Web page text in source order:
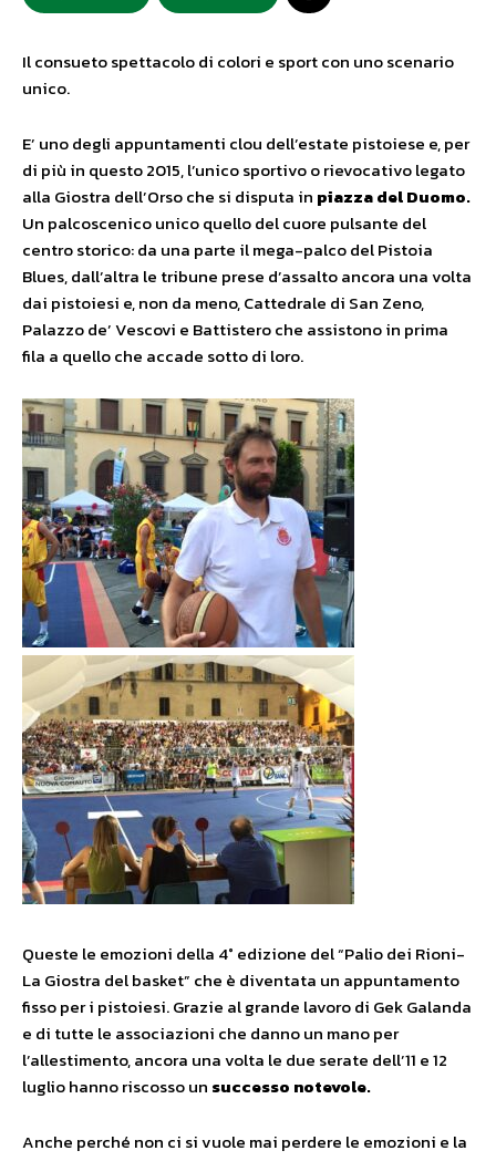
Il consueto spettacolo di colori e sport con uno scenario
unico.
E’ uno degli appuntamenti clou dell’estate pistoiese e, per
di più in questo 2015, l’unico sportivo o rievocativo legato
alla Giostra dell’Orso che si disputa in piazza del Duomo.
Un palcoscenico unico quello del cuore pulsante del
centro storico: da una parte il mega-palco del Pistoia
Blues, dall’altra le tribune prese d’assalto ancora una volta
dai pistoiesi e, non da meno, Cattedrale di San Zeno,
Palazzo de’ Vescovi e Battistero che assistono in prima
fila a quello che accade sotto di loro.
Queste le emozioni della 4° edizione del “Palio dei Rioni-
La Giostra del basket” che è diventata un appuntamento
fisso per i pistoiesi. Grazie al grande lavoro di Gek Galanda
e di tutte le associazioni che danno un mano per
l’allestimento, ancora una volta le due serate dell’11 e 12
luglio hanno riscosso un successo notevole.
Anche perché non ci si vuole mai perdere le emozioni e la